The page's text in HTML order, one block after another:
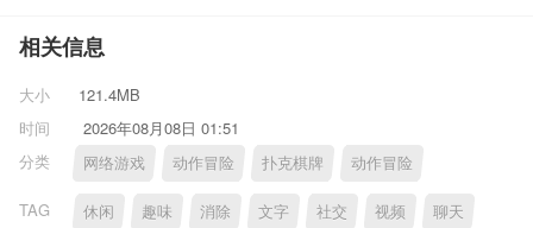
相关信息
大小
121.4MB
时间
2026年08月08日 01:51
分类
网络游戏 动作冒险 扑克棋牌 动作冒险
TAG 休闲 趣味 消除 文字 社交 视频 聊天